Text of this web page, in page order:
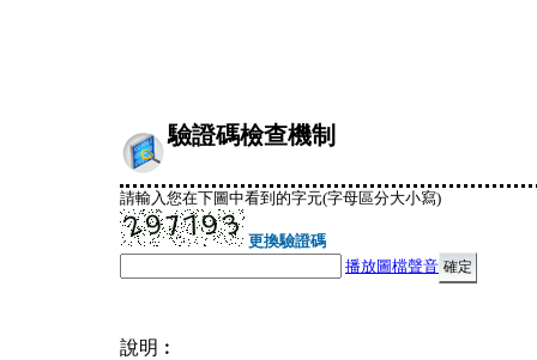
驗證碼檢查機制
請輸入您在下圖中看到的字元(字母區分大小寫)
更換驗證碼
播放圖檔聲音
說明︰